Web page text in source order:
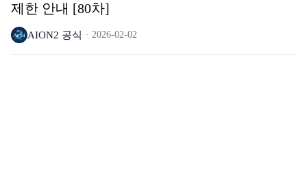
제한 안내 [80차]
AION2 공식 2026-02-02